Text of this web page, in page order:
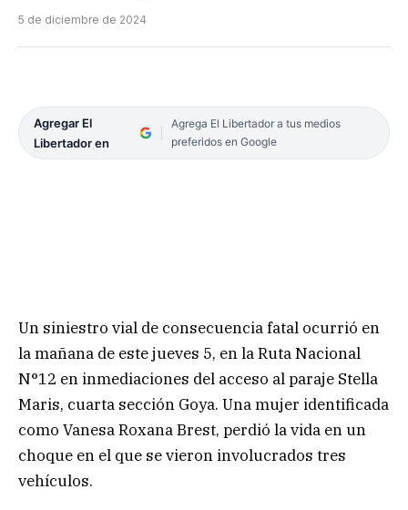
5 de diciembre de 2024
Agregar El
Libertador en
Agrega El Libertador a tus medios
preferidos en Google
Un siniestro vial de consecuencia fatal ocurrió en
la mañana de este jueves 5, en la Ruta Nacional
N°12 en inmediaciones del acceso al paraje Stella
Maris, cuarta sección Goya. Una mujer identificada
como Vanesa Roxana Brest, perdió la vida en un
choque en el que se vieron involucrados tres
vehículos.